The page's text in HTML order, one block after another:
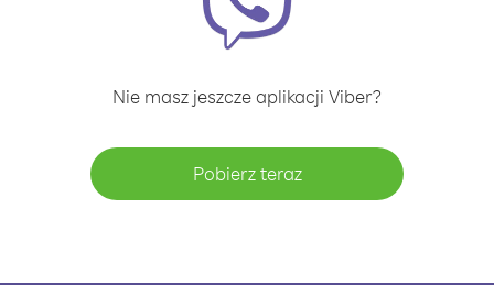
Nie masz jeszcze aplikacji Viber?
Pobierz teraz